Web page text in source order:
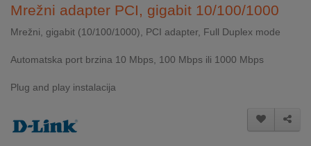
&
Mrežni adapter PCI, gigabit 10/100/1000
Mrežni, gigabit (10/100/1000), PCI adapter, Full Duplex mode
Automatska port brzina 10 Mbps, 100 Mbps ili 1000 Mbps
Plug and play instalacija